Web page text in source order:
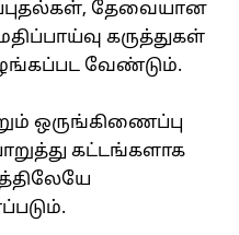
தேவையான
கருத்துகள்
வேண்டும்.
ஒருங்கிணைப்பு
கட்டங்களாக